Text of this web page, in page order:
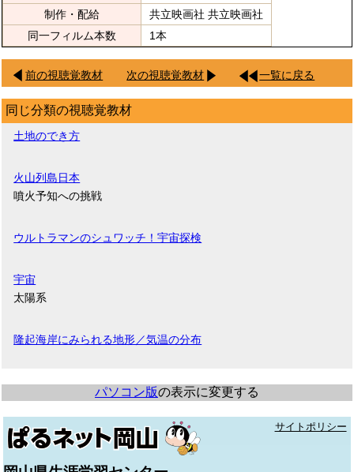
制作・配給
共立映画社 共立映画社
同一フィルム本数
1本
前の視聴覚教材 次の視聴覚教材 一覧に戻る
同じ分類の視聴覚教材
土地のでき方
火山列島日本
噴火予知への挑戦
ウルトラマンのシュワッチ！宇宙探検
宇宙
太陽系
隆起海岸にみられる地形／気温の分布
パソコン版の表示に変更する
サイトポリシー